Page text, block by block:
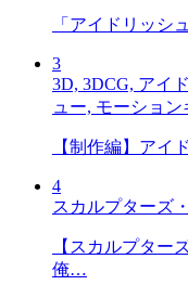
「アイドリッシ
3
3D, 3DCG, アイ
ュー, モーショ
【制作編】ア
4
スカルプターズ
【スカルプター
俺…